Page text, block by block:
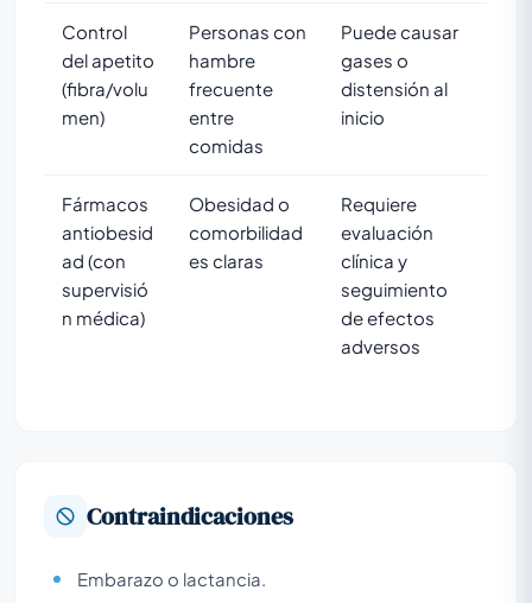
Control
del apetito
(fibra/volu
men)
Personas con
hambre
frecuente
entre
comidas
Puede causar
gases o
distensión al
inicio
Fármacos
antiobesid
ad (con
supervisió
n médica)
Obesidad o
comorbilidad
es claras
Requiere
evaluación
clínica y
seguimiento
de efectos
adversos
Contraindicaciones
Embarazo o lactancia.